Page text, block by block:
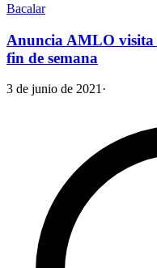
Bacalar
Anuncia AMLO visita
fin de semana
3 de junio de 2021 ·